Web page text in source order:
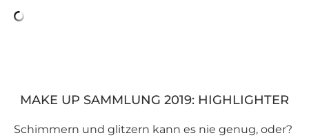
MAKE UP SAMMLUNG 2019: HIGHLIGHTER
Schimmern und glitzern kann es nie genug, oder?